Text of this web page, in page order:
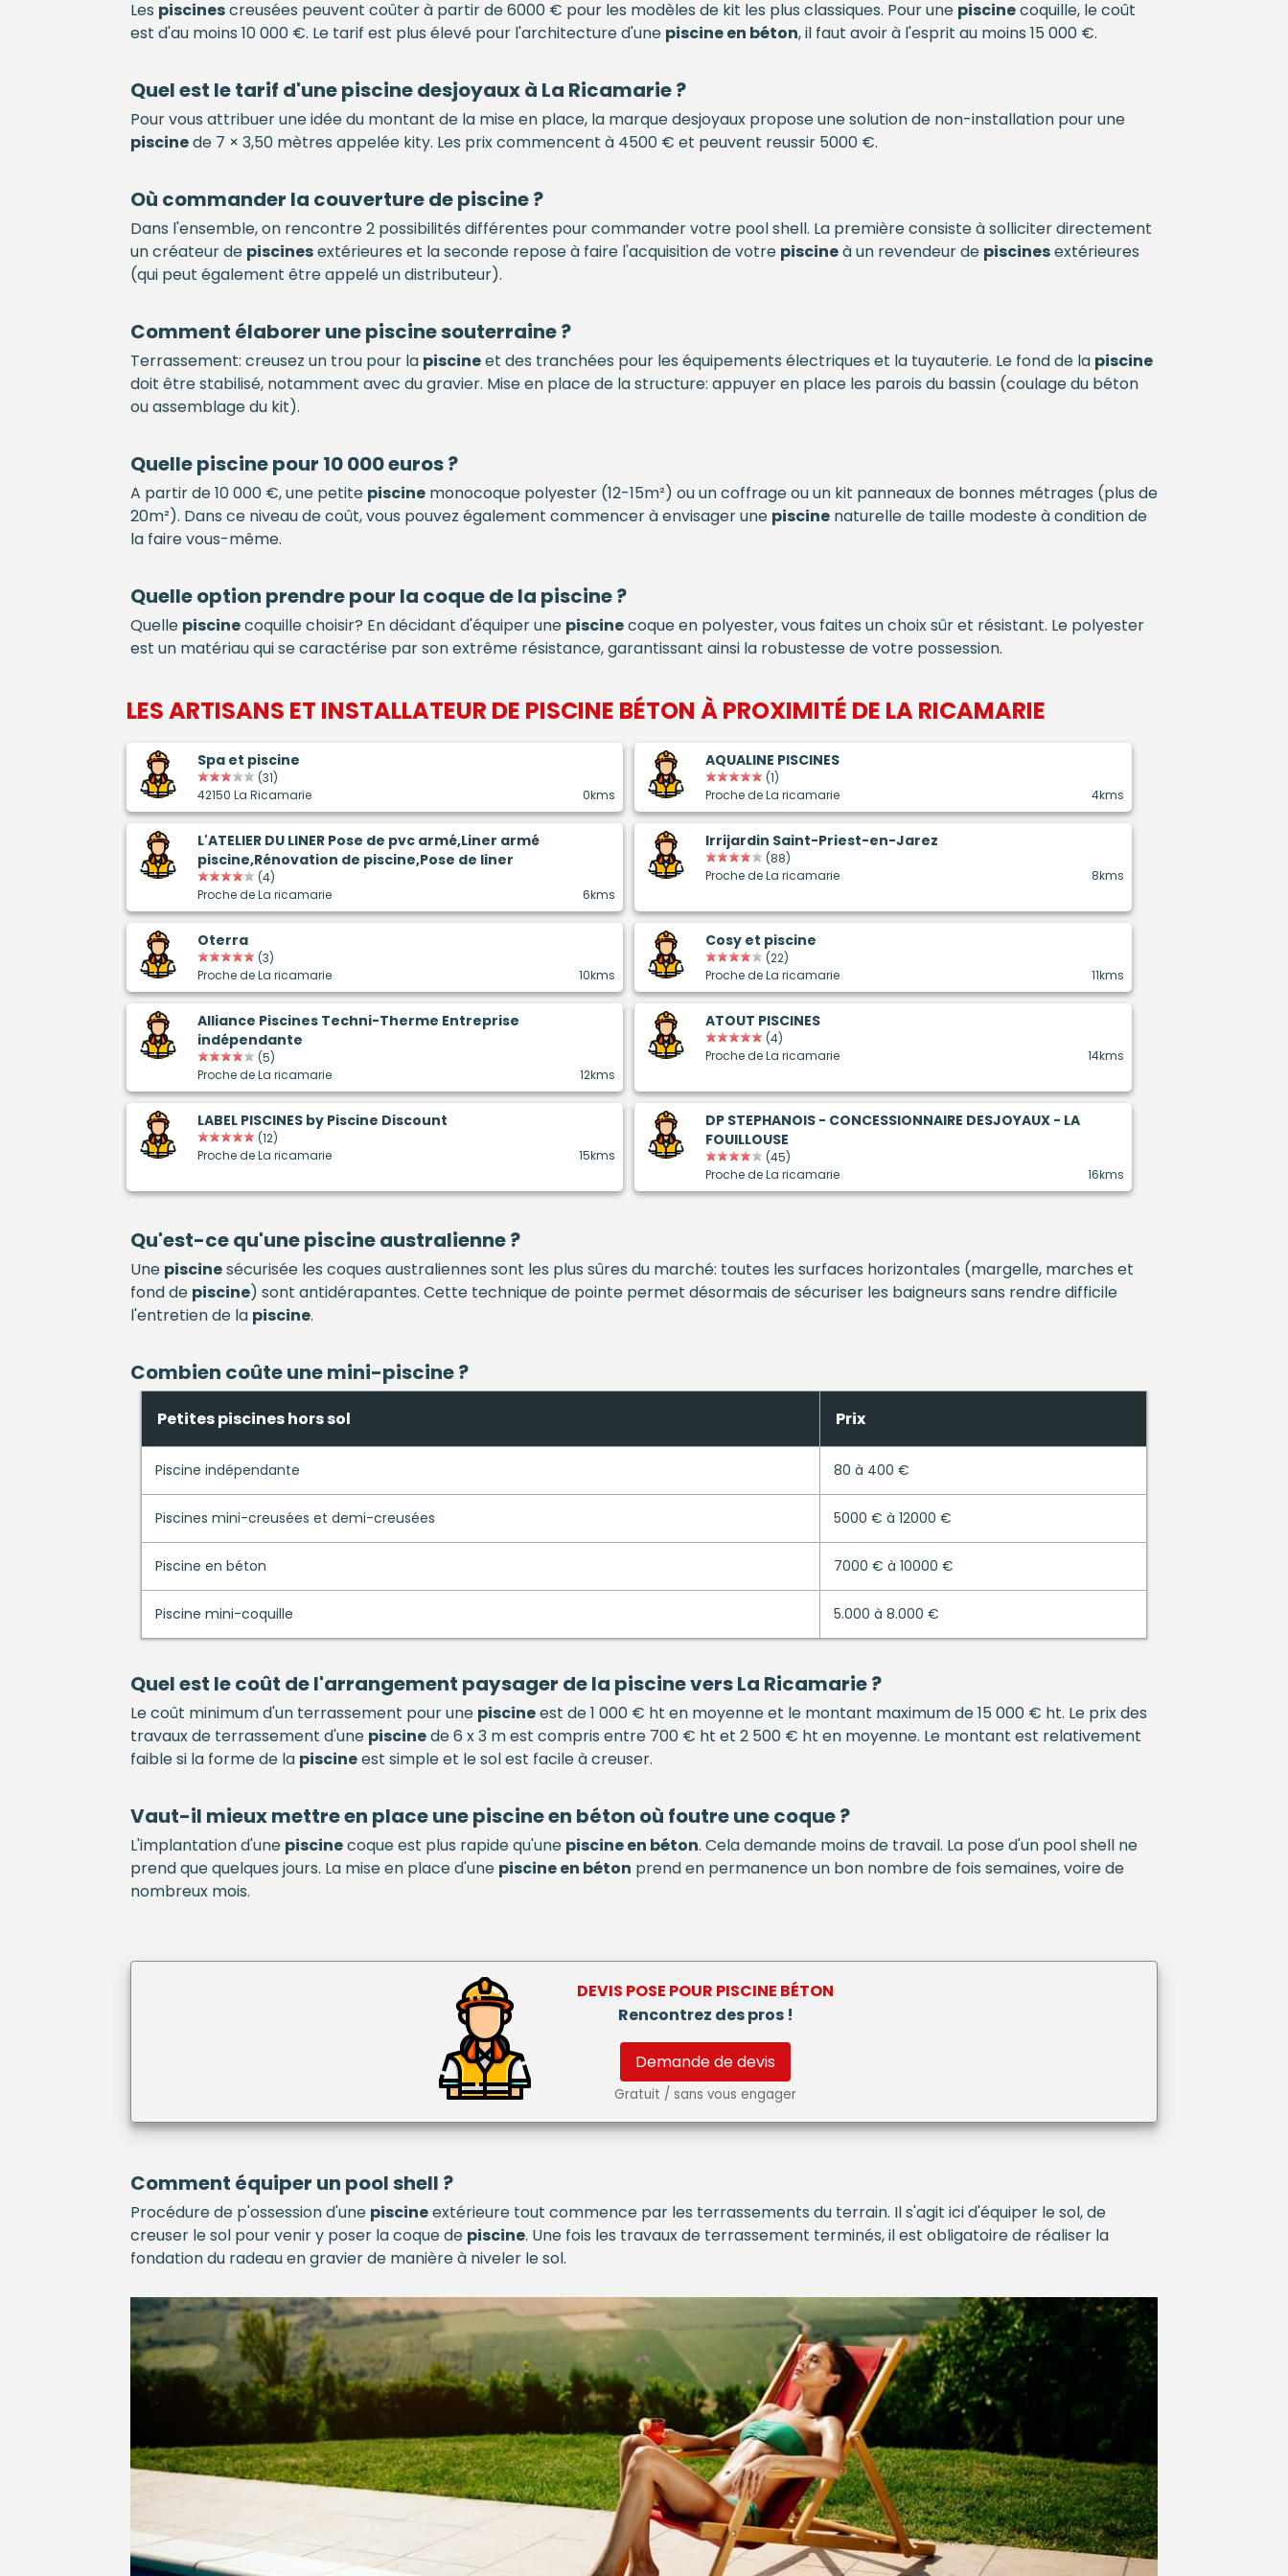
Les piscinescreusées peuvent coûter à partir de 6000 € pour les modèles de kit les plus classiques. Pour une piscinecoquille, le coût
est d'au moins 10 000 €. Le tarif est plus élevé pour l'architecture d'une piscine en béton, il faut avoir à l'esprit au moins 15 000 €.
Quel est le tarif d'unepiscinedesjoyaux à La Ricamarie ?
Pour vous attribuer une idée du montant de la mise en place, la marque desjoyaux propose une solution de non-installation pour une
piscinede 7 × 3,50 mètres appelée kity. Les prix commencent à 4500 € et peuvent reussir 5000 €.
Où commander la couverture depiscine?
Dans l'ensemble, on rencontre 2 possibilités différentes pour commander votre pool shell. La première consiste à solliciter directement
un créateur de piscinesextérieures et la seconde repose à faire l'acquisition de votre piscineà un revendeur de piscinesextérieures
(qui peut également être appelé un distributeur).
Comment élaborer unepiscinesouterraine ?
Terrassement: creusez un trou pour la piscineet des tranchées pour les équipements électriques et la tuyauterie. Le fond de la piscine
doit être stabilisé, notamment avec du gravier. Mise en place de la structure: appuyer en place les parois du bassin (coulage du béton
ou assemblage du kit).
Quellepiscinepour 10 000 euros ?
A partir de 10 000 €, une petite piscine monocoque polyester (12-15m²) ou un coffrage ou un kit panneaux de bonnes métrages (plus de
20m²). Dans ce niveau de coût, vous pouvez également commencer à envisager une piscine naturelle de taille modeste à condition de
la faire vous-même.
Quelle option prendre pour la coque de la piscine?
Quelle piscinecoquille choisir? En décidant d'équiper une piscinecoque en polyester, vous faites un choix sûr et résistant. Le polyester
est un matériau qui se caractérise par son extrême résistance, garantissant ainsi la robustesse de votre possession.
LES ARTISANS ET INSTALLATEUR DE PISCINE BÉTONÀ PROXIMITÉ DE LA RICAMARIE
Spa et piscine
(31)
42150 La Ricamarie
0kms
AQUALINE PISCINES
(1)
Proche de La ricamarie
4kms
L'ATELIER DU LINER Pose de pvc armé,Liner armé
piscine,Rénovation de piscine,Pose de liner
(4)
Proche de La ricamarie
6kms
Irrijardin Saint-Priest-en-Jarez
(88)
Proche de La ricamarie
8kms
Oterra
(3)
Proche de La ricamarie
10kms
Cosy et piscine
(22)
Proche de La ricamarie
11kms
Alliance Piscines Techni-Therme Entreprise
indépendante
(5)
Proche de La ricamarie
12kms
ATOUT PISCINES
(4)
Proche de La ricamarie
14kms
LABEL PISCINES by Piscine Discount
(12)
Proche de La ricamarie
15kms
DP STEPHANOIS - CONCESSIONNAIRE DESJOYAUX - LA
FOUILLOUSE
(45)
Proche de La ricamarie
16kms
Qu'est-ce qu'unepiscineaustralienne ?
Une piscinesécurisée les coques australiennes sont les plus sûres du marché: toutes les surfaces horizontales (margelle, marches et
fond de piscine) sont antidérapantes. Cette technique de pointe permet désormais de sécuriser les baigneurs sans rendre difficile
l'entretien de la piscine.
Combien coûte une mini-piscine?
Petites piscines hors sol Prix
Piscine indépendante 80 à 400 €
Piscines mini-creusées et demi-creusées 5000 € à 12000 €
Piscine en béton 7000 € à 10000 €
Piscine mini-coquille 5.000 à 8.000 €
Quel est le coût de l'arrangement paysager de la piscinevers La Ricamarie ?
Le coût minimum d'un terrassement pour une piscineest de 1 000 € ht en moyenne et le montant maximum de 15 000 € ht. Le prix des
travaux de terrassement d'une piscinede 6 x 3 m est compris entre 700 € ht et 2 500 € ht en moyenne. Le montant est relativement
faible si la forme de la piscineest simple et le sol est facile à creuser.
Vaut-il mieux mettre en place unepiscine en béton où foutre une coque ?
L'implantation d'une piscinecoque est plus rapide qu'une piscine en béton. Cela demande moins de travail. La pose d'un pool shell ne
prend que quelques jours. La mise en place d'une piscine en béton prend en permanence un bon nombre de fois semaines, voire de
nombreux mois.
DEVIS POSE POUR PISCINE BÉTON
Rencontrez des pros !
Demande de devis
Gratuit / sans vous engager
Comment équiper un pool shell ?
Procédure de p'ossession d'une piscineextérieure tout commence par les terrassements du terrain. Il s'agit ici d'équiper le sol, de
creuser le sol pour venir y poser la coque de piscine. Une fois les travaux de terrassement terminés, il est obligatoire de réaliser la
fondation du radeau en gravier de manière à niveler le sol.